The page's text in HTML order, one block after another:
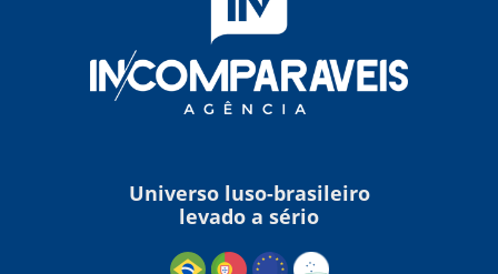
Universo luso-brasileiro
levado a sério